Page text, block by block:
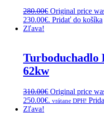
280.00€ Original price
230.00€. Pridať do košíka
Zľava!
Turboduchadlo
62kw
310.00€ Original price
250.00€. vrátane DPH!
Zľava!